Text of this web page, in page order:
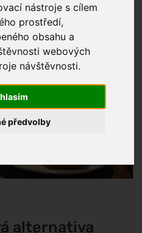
nástroje s cílem
prostředí,
obsahu a
webových
návštěvnosti.
předvolby
15.6.2025
alternativa